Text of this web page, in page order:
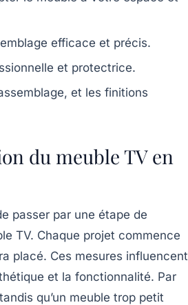
efficace et précis.
et protectrice.
et les finitions
du meuble TV en
passer par une étape de
TV. Chaque projet commence
placé. Ces mesures influencent
et la fonctionnalité. Par
qu’un meuble trop petit